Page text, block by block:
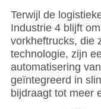
Terwijl de
Industrie 4 blijft
vorkheftrucks, die
technologie, zijn
automatisering
geïntegreerd in
bijdraagt tot meer